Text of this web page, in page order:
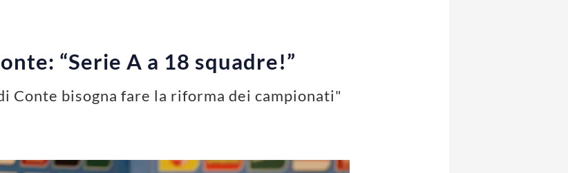
“Serie A a 18 squadre!”
Conte bisogna fare la riforma dei campionati"